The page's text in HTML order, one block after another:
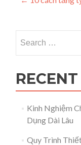
Kinh Nghiệm
Dụng Dài Lâu
Quy Trình